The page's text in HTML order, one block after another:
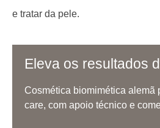
e tratar da pele.
Eleva os resultados
Cosmética biomimética alemã
care, com apoio técnico e